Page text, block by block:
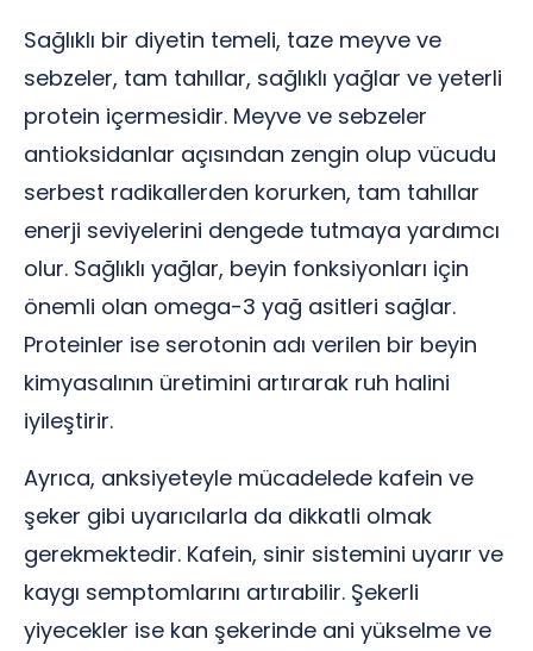
Sağlıklı bir diyetin temeli, taze meyve ve
sebzeler, tam tahıllar, sağlıklı yağlar ve yeterli
protein içermesidir. Meyve ve sebzeler
antioksidanlar açısından zengin olup vücudu
serbest radikallerden korurken, tam tahıllar
enerji seviyelerini dengede tutmaya yardımcı
olur. Sağlıklı yağlar, beyin fonksiyonları için
önemli olan omega-3 yağ asitleri sağlar.
Proteinler ise serotonin adı verilen bir beyin
kimyasalının üretimini artırarak ruh halini
iyileştirir.
Ayrıca, anksiyeteyle mücadelede kafein ve
şeker gibi uyarıcılarla da dikkatli olmak
gerekmektedir. Kafein, sinir sistemini uyarır ve
kaygı semptomlarını artırabilir. Şekerli
yiyecekler ise kan şekerinde ani yükselme ve